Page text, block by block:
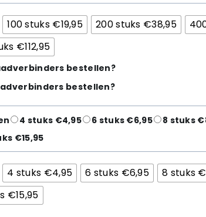
100 stuks €19,95 200 stuks €38,95
€112,95
bestellen?
bestellen?
4 stuks €4,95 6 stuks €6,95
8 stuks
€15,95
4 stuks €4,95 6 stuks €6,95
8 stuks
€15,95